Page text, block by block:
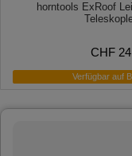
horntools ExRoof
CHF
Verfügbar auf